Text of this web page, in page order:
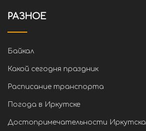
РАЗНОЕ
Байкал
Какой сегодня праздник
Расписание транспорта
Погода в Иркутске
Достопримечательности Иркутска